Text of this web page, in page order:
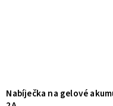
Nabíječka na gelové